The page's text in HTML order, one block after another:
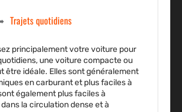
Trajets quotidiens
principalement votre voiture pour
une voiture compacte ou
être idéale. Elles sont généralement
en carburant et plus faciles à
également plus faciles à
la circulation dense et à